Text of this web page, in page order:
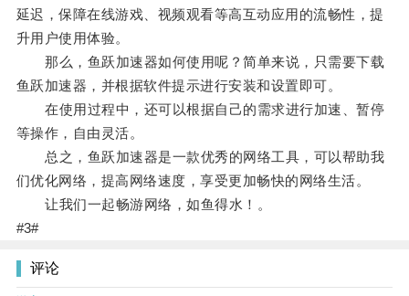
延迟，保障在线游戏、视频观看等高互动应用的流畅性，提
升用户使用体验。
那么，鱼跃加速器如何使用呢？简单来说，只需要下载
鱼跃加速器，并根据软件提示进行安装和设置即可。
在使用过程中，还可以根据自己的需求进行加速、暂停
等操作，自由灵活。
总之，鱼跃加速器是一款优秀的网络工具，可以帮助我
们优化网络，提高网络速度，享受更加畅快的网络生活。
让我们一起畅游网络，如鱼得水！。
#3#
评论